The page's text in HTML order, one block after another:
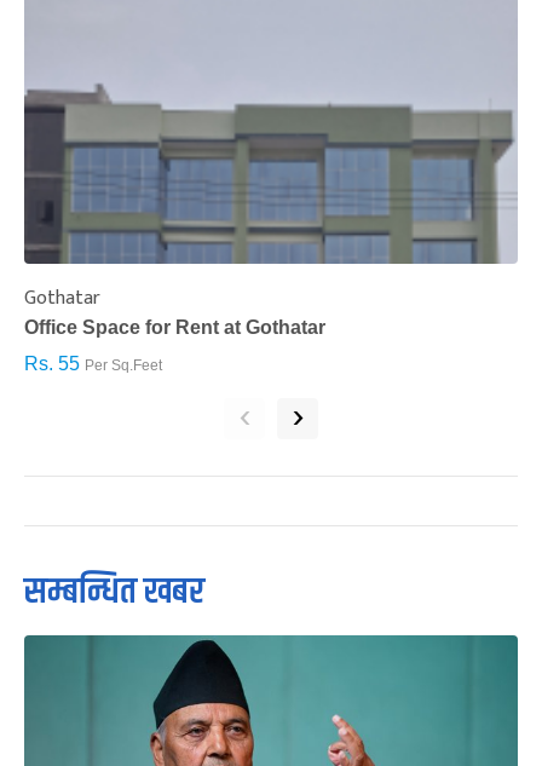
Gothatar
Office Space for Rent at Gothatar
Rs. 55 Per Sq.Feet
‹ ›
सम्बन्धित खबर